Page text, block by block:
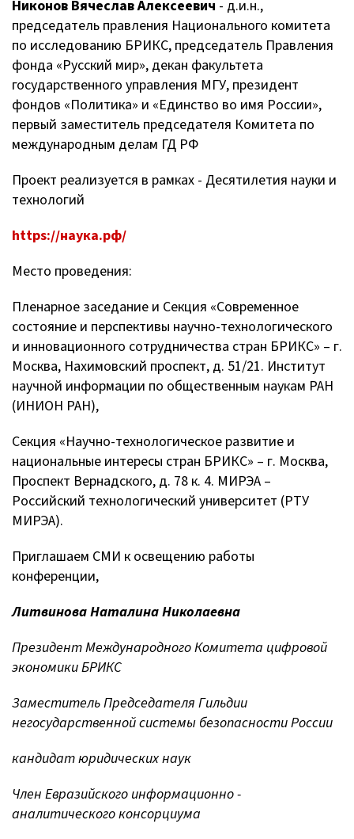
Никонов Вячеслав Алексеевич - д.и.н.,
председатель правления Национального комитета
по исследованию БРИКС, председатель Правления
фонда «Русский мир», декан факультета
государственного управления МГУ, президент
фондов «Политика» и «Единство во имя России»,
первый заместитель председателя Комитета по
международным делам ГД РФ
Проект реализуется в рамках - Десятилетия науки и
технологий
https://наука.рф/
Место проведения:
Пленарное заседание и Секция «Современное
состояние и перспективы научно-технологического
и инновационного сотрудничества стран БРИКС» – г.
Москва, Нахимовский проспект, д. 51/21. Институт
научной информации по общественным наукам РАН
(ИНИОН РАН),
Секция «Научно-технологическое развитие и
национальные интересы стран БРИКС» – г. Москва,
Проспект Вернадского, д. 78 к. 4. МИРЭА –
Российский технологический университет (РТУ
МИРЭА).
Приглашаем СМИ к освещению работы
конференции,
Литвинова Наталина Николаевна
Президент Международного Комитета цифровой
экономики БРИКС
Заместитель Председателя Гильдии
негосударственной системы безопасности России
кандидат юридических наук
Член Евразийского информационно -
аналитического консорциума